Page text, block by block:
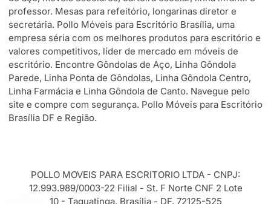
professor. Mesas para refeitório, longarinas diretor e
secretária. Pollo Móveis para Escritório Brasília, uma
empresa séria com os melhores produtos para escritório e
valores competitivos, líder de mercado em móveis de
escritório. Encontre Gôndolas de Aço, Linha Gôndola
Parede, Linha Ponta de Gôndolas, Linha Gôndola Centro,
Linha Farmácia e Linha Gôndola de Canto. Navegue pelo
site e compre com segurança. Pollo Móveis para Escritório
Brasília DF e Região.
POLLO MOVEIS PARA ESCRITORIO LTDA - CNPJ:
12.993.989/0003-22 Filial - St. F Norte CNF 2 Lote
10 - Taguatinga, Brasília - DF, 72125-525